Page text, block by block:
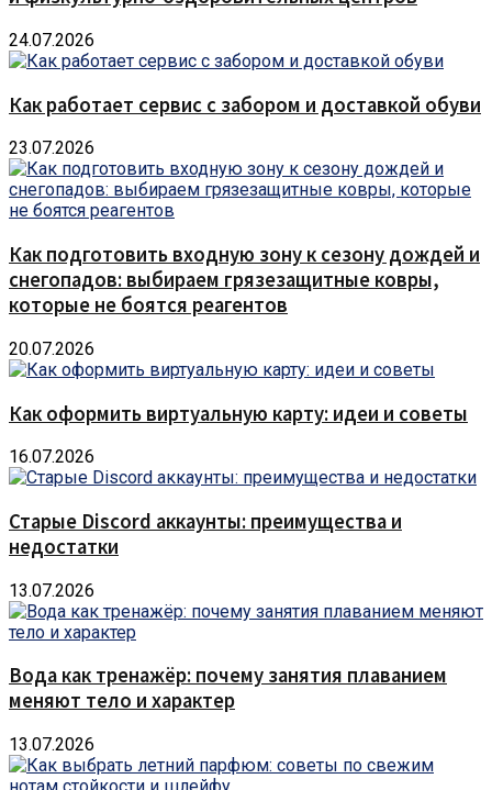
24.07.2026
Как работает сервис с забором и доставкой обуви
23.07.2026
Как подготовить входную зону к сезону дождей и
снегопадов: выбираем грязезащитные ковры,
которые не боятся реагентов
20.07.2026
Как оформить виртуальную карту: идеи и советы
16.07.2026
Старые Discord аккаунты: преимущества и
недостатки
13.07.2026
Вода как тренажёр: почему занятия плаванием
меняют тело и характер
13.07.2026